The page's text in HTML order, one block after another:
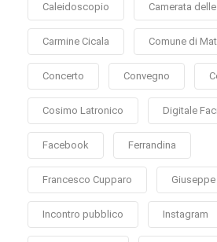
Caleidoscopio Camerata
Carmine Cicala Comune di
Concerto Convegno
Cosimo Latronico Digitale
Facebook Ferrandina
Francesco Cupparo
Incontro pubblico Instagram